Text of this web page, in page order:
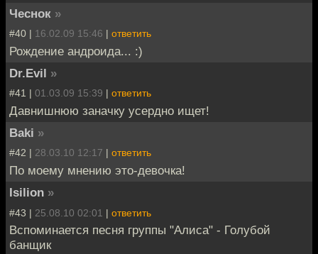
Чеснок »
#40 | 16.02.09 15:46 | ответить
Рождение андроида... :)
Dr.Evil »
#41 | 01.03.09 15:39 | ответить
Давнишнюю заначку усердно ищет!
Baki »
#42 | 28.03.10 12:17 | ответить
По моему мнению это-девочка!
Isilion »
#43 | 25.08.10 02:01 | ответить
Вспоминается песня группы "Алиса" - Голубой
банщик